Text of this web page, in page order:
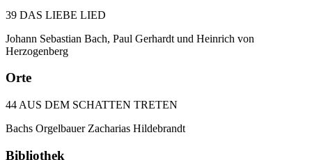
39 DAS LIEBE LIED
Johann Sebastian Bach, Paul Gerhardt und Heinrich von
Herzogenberg
Orte
44 AUS DEM SCHATTEN TRETEN
Bachs Orgelbauer Zacharias Hildebrandt
Bibliothek